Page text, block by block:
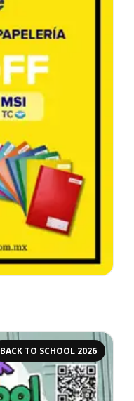
BACK TO SCHOOL 2026